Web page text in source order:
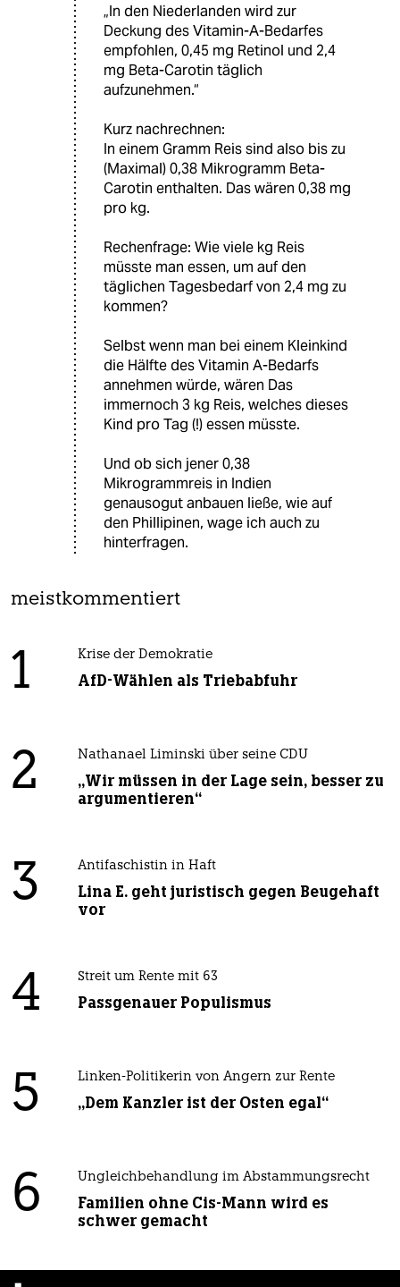
„In den Niederlanden wird zur
Deckung des Vitamin-A-Bedarfes
empfohlen, 0,45 mg Retinol und 2,4
mg Beta-Carotin täglich
aufzunehmen.“
Kurz nachrechnen:
In einem Gramm Reis sind also bis zu
(Maximal) 0,38 Mikrogramm Beta-
Carotin enthalten. Das wären 0,38 mg
pro kg.
Rechenfrage: Wie viele kg Reis
müsste man essen, um auf den
täglichen Tagesbedarf von 2,4 mg zu
kommen?
Selbst wenn man bei einem Kleinkind
die Hälfte des Vitamin A-Bedarfs
annehmen würde, wären Das
immernoch 3 kg Reis, welches dieses
Kind pro Tag (!) essen müsste.
Und ob sich jener 0,38
Mikrogrammreis in Indien
genausogut anbauen ließe, wie auf
den Phillipinen, wage ich auch zu
hinterfragen.
meistkommentiert
1 Krise der Demokratie
AfD-Wählen als Triebabfuhr
2 Nathanael Liminski über seine CDU
„Wir müssen in der Lage sein, besser zu
argumentieren“
3 Antifaschistin in Haft
Lina E. geht juristisch gegen Beugehaft
vor
4 Streit um Rente mit 63
Passgenauer Populismus
5 Linken-Politikerin von Angern zur Rente
„Dem Kanzler ist der Osten egal“
6 Ungleichbehandlung im Abstammungsrecht
Familien ohne Cis-Mann wird es
schwer gemacht